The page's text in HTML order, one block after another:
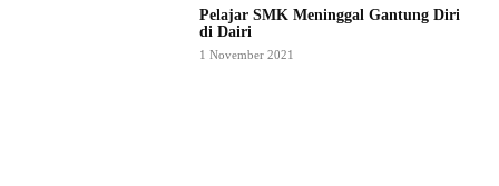
Pelajar SMK Meninggal Gantung Diri
di Dairi
1 November 2021